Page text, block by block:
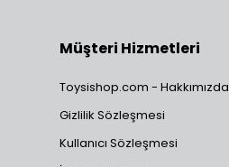
Müşteri Hizmetleri
Toysishop.com - Hakkımızda
Gizlilik Sözleşmesi
Kullanıcı Sözleşmesi